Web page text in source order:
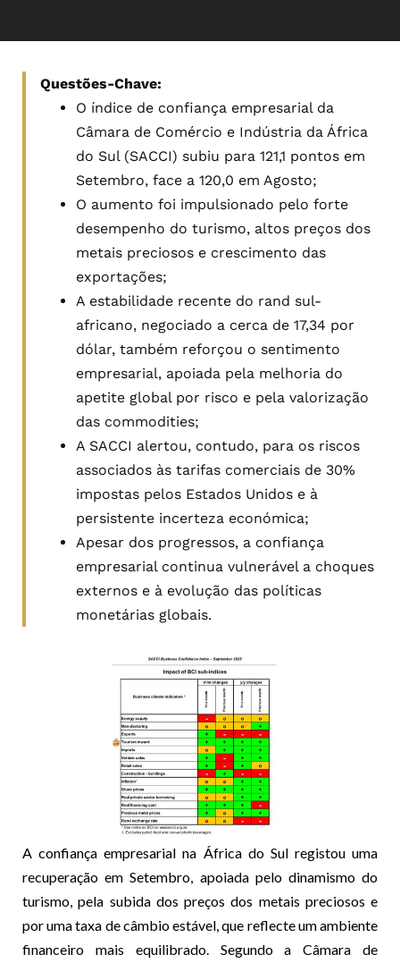
Questões-Chave:
O índice de confiança empresarial da
Câmara de Comércio e Indústria da África
do Sul (SACCI) subiu para 121,1 pontos em
Setembro, face a 120,0 em Agosto;
O aumento foi impulsionado pelo forte
desempenho do turismo, altos preços dos
metais preciosos e crescimento das
exportações;
A estabilidade recente do rand sul-
africano, negociado a cerca de 17,34 por
dólar, também reforçou o sentimento
empresarial, apoiada pela melhoria do
apetite global por risco e pela valorização
das commodities;
A SACCI alertou, contudo, para os riscos
associados às tarifas comerciais de 30%
impostas pelos Estados Unidos e à
persistente incerteza económica;
Apesar dos progressos, a confiança
empresarial continua vulnerável a choques
externos e à evolução das políticas
monetárias globais.
A confiança empresarial na África do Sul registou uma
recuperação em Setembro, apoiada pelo dinamismo do
turismo, pela subida dos preços dos metais preciosos e
por uma taxa de câmbio estável, que reflecte um ambiente
financeiro mais equilibrado. Segundo a Câmara de